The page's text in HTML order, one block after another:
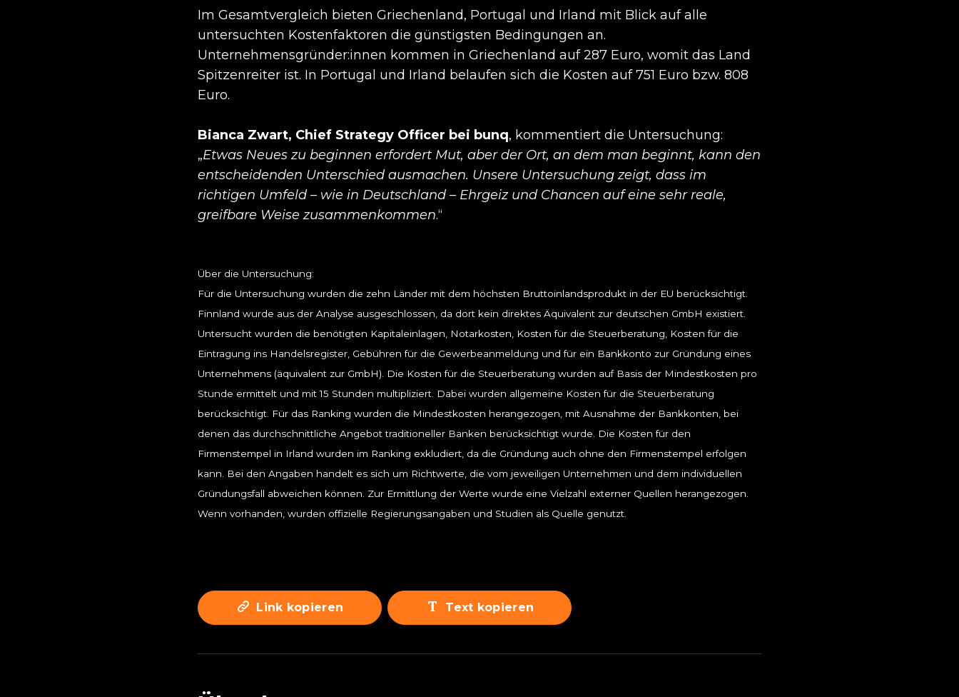
Im Gesamtvergleich bieten Griechenland, Portugal und Irland mit Blick auf alle
untersuchten Kostenfaktoren die günstigsten Bedingungen an.
Unternehmensgründer:innen kommen in Griechenland auf 287 Euro, womit das Land
Spitzenreiter ist. In Portugal und Irland belaufen sich die Kosten auf 751 Euro bzw. 808
Euro.
Bianca Zwart, Chief Strategy Officer bei bunq, kommentiert die Untersuchung:
„Etwas Neues zu beginnen erfordert Mut, aber der Ort, an dem man beginnt, kann den
entscheidenden Unterschied ausmachen. Unsere Untersuchung zeigt, dass im
richtigen Umfeld – wie in Deutschland – Ehrgeiz und Chancen auf eine sehr reale,
greifbare Weise zusammenkommen.“
Über die Untersuchung:
Für die Untersuchung wurden die zehn Länder mit dem höchsten Bruttoinlandsprodukt in der EU berücksichtigt.
Finnland wurde aus der Analyse ausgeschlossen, da dort kein direktes Äquivalent zur deutschen GmbH existiert.
Untersucht wurden die benötigten Kapitaleinlagen, Notarkosten, Kosten für die Steuerberatung, Kosten für die
Eintragung ins Handelsregister, Gebühren für die Gewerbeanmeldung und für ein Bankkonto zur Gründung eines
Unternehmens (äquivalent zur GmbH). Die Kosten für die Steuerberatung wurden auf Basis der Mindestkosten pro
Stunde ermittelt und mit 15 Stunden multipliziert. Dabei wurden allgemeine Kosten für die Steuerberatung
berücksichtigt. Für das Ranking wurden die Mindestkosten herangezogen, mit Ausnahme der Bankkonten, bei
denen das durchschnittliche Angebot traditioneller Banken berücksichtigt wurde. Die Kosten für den
Firmenstempel in Irland wurden im Ranking exkludiert, da die Gründung auch ohne den Firmenstempel erfolgen
kann. Bei den Angaben handelt es sich um Richtwerte, die vom jeweiligen Unternehmen und dem individuellen
Gründungsfall abweichen können. Zur Ermittlung der Werte wurde eine Vielzahl externer Quellen herangezogen.
Wenn vorhanden, wurden offizielle Regierungsangaben und Studien als Quelle genutzt.
Link kopieren Text kopieren